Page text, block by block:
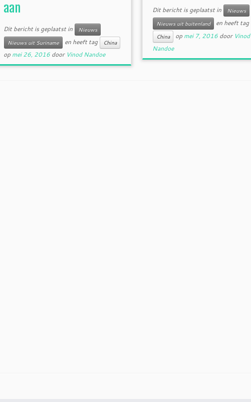
aan
Dit bericht is geplaatst in
Nieuws
Nieuws uit Suriname
en heeft tag China
op mei 26, 2016 door Vinod Nandoe
Dit bericht is geplaatst in
Nieuws
Nieuws uit buitenland
en heeft tag
China op mei 7, 2016 door Vinod
Nandoe